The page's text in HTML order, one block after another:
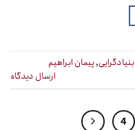
بنیادگرایی,پیمان ابراهیم
ارسال دیدگاه
4